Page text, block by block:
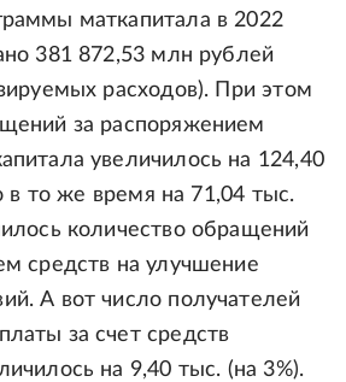
маткапитала в 2022
381 872,53 млн рублей
расходов). При этом
за распоряжением
увеличилось на 124,40
в то же время на 71,04 тыс.
количество обращений
средств на улучшение
А вот число получателей
за счет средств
на 9,40 тыс. (на 3%).